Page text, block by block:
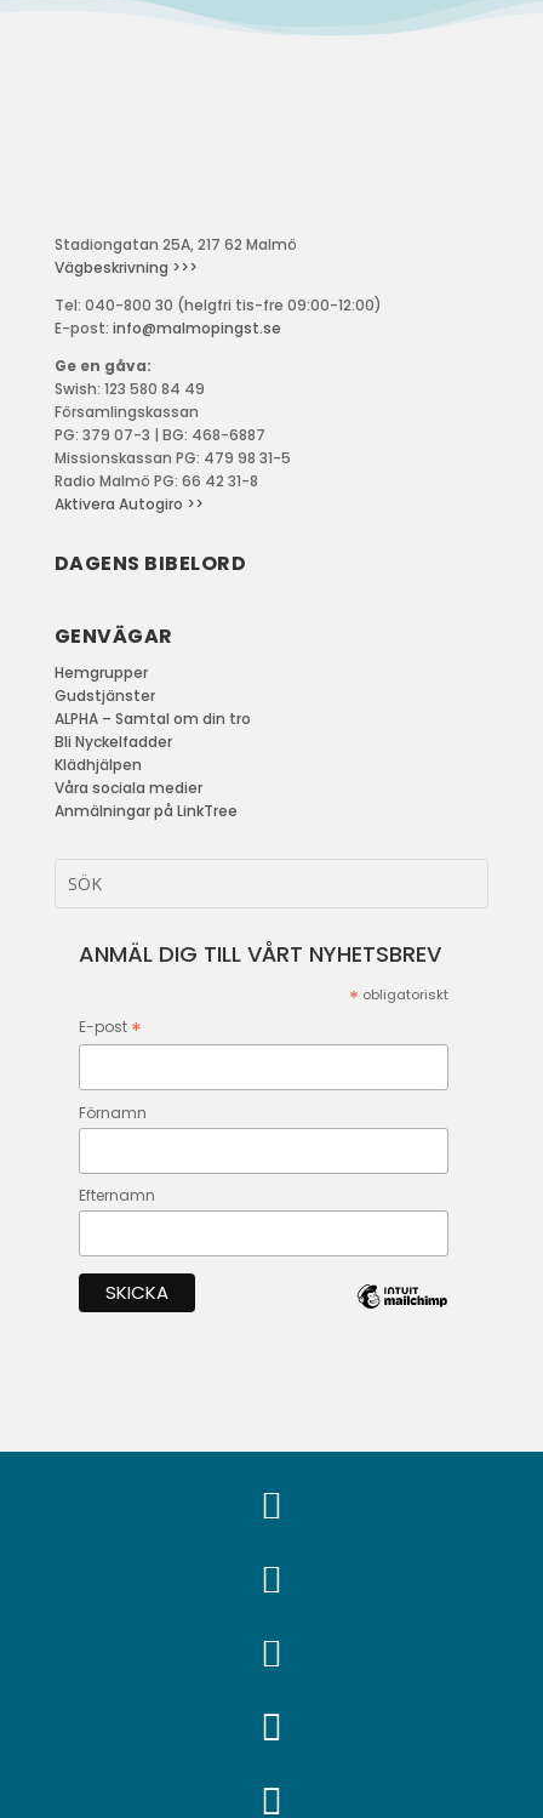
Stadiongatan 25A, 217 62 Malmö
Vägbeskrivning >>>
Tel: 040-800 30 (helgfri tis-fre 09:00-12:00)
E-post: info@malmopingst.se
Ge en gåva:
Swish: 123 580 84 49
Församlingskassan
PG: 379 07-3 | BG: 468-6887
Missionskassan PG: 479 98 31-5
Radio Malmö PG: 66 42 31-8
Aktivera Autogiro >>
DAGENS BIBELORD
GENVÄGAR
Hemgrupper
Gudstjänster
ALPHA – Samtal om din tro
Bli Nyckelfadder
Klädhjälpen
Våra sociala medier
Anmälningar på LinkTree
ANMÄL DIG TILL VÅRT NYHETSBREV
* obligatoriskt
E-post *
Förnamn
Efternamn




